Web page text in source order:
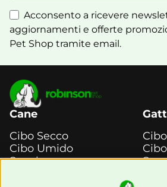
Acconsento a ricevere
aggiornamenti e offerte
Pet Shop tramite email.
Cane
Cibo Secco
Cibo Umido
Snack e